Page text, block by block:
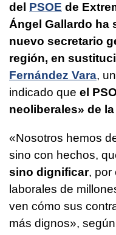
del PSOE de
Ángel Gallardo ha
nuevo secretario
región, en
Fernández Vara,
indicado que el
neoliberales» de
«Nosotros hemos
sino con hechos,
sino dignificar, por
laborales de
ven cómo sus
más dignos»,